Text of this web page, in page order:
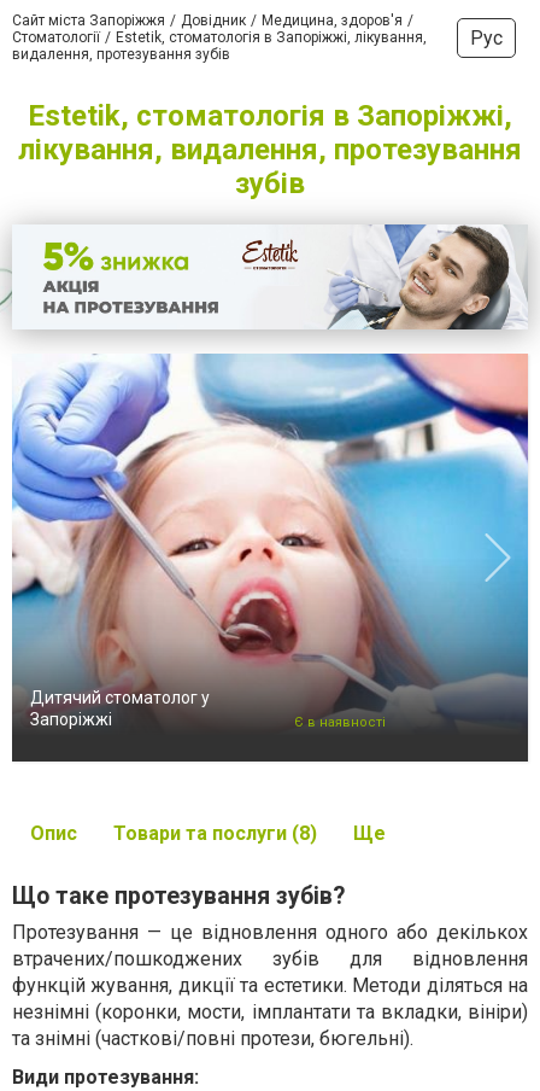
Сайт міста Запоріжжя Довідник
Медицина, здоров'я
Стоматології
Estetik, стоматологія в Запоріжжі, лікування,
видалення, протезування зубів
Рус
Estetik, стоматологія в Запоріжжі,
лікування, видалення, протезування
зубів
Дитячий стоматолог у
Запоріжжі
Є в наявності
Опис Товари та послуги (8) Ще
Що таке протезування зубів?
Протезування — це відновлення одного або декількох
втрачених/пошкоджених зубів для відновлення
функцій жування, дикції та естетики. Методи діляться на
незнімні (коронки, мости, імплантати та вкладки, вініри)
та знімні (часткові/повні протези, бюгельні).
Види протезування: